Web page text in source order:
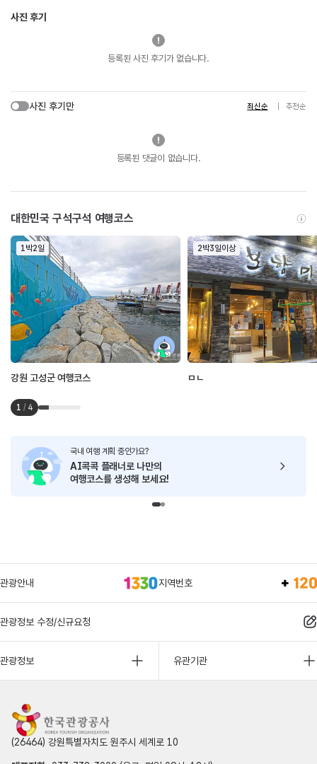
사진 후기
등록된 사진 후기가 없습니다.
사진 후기만 최신순 추천순
등록된 댓글이 없습니다.
대한민국 구석구석 여행코스
1박2일
강원 고성군 여행코스
2박3일이상
ㅁㄴ
1 / 4
국내 여행 계획 중인가요?
AI콕콕 플래너로 나만의
여행코스를 생성해 보세요!
관광안내 지역번호
관광정보 수정/신규요청
관광정보 유관기관
(26464) 강원특별자치도 원주시 세계로 10